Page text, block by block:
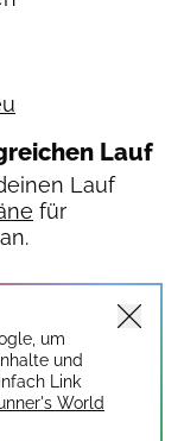
Lauf
Lauf
für
um
und
Link
World